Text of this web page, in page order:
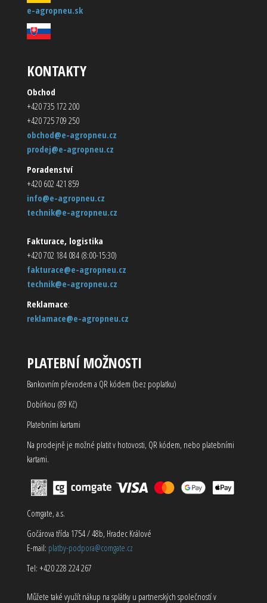
e-agropneu.sk
KONTAKTY
Obchod
+420 735 172 200
+420 725 709 250
obchod@e-agropneu.cz
prodej@e-agropneu.cz
Poradenství
+420 602 421 859
info@e-agropneu.cz
technik@e-agropneu.cz
Fakturace, logistika
+420 702 184 084 (8:00-15:30)
fakturace@e-agropneu.cz
technik@e-agropneu.cz
Reklamace:
reklamace@e-agropneu.cz
PLATEBNÍ MOŽNOSTI
Bankovním převodem a QR kódem (bez poplatku)
Dobírkou (89 Kč)
Platebními kartami
Na prodejně je možné platit v hotovosti, QR kódem, nebo platebními
kartami.
Comgate, a.s.
Gočárova třída 1754 / 48b, Hradec Králové
E-mail: platby-podpora@comgate.cz
Tel: +420 228 224 267
Můžete také využít nákup na splátky u partnerských společností v